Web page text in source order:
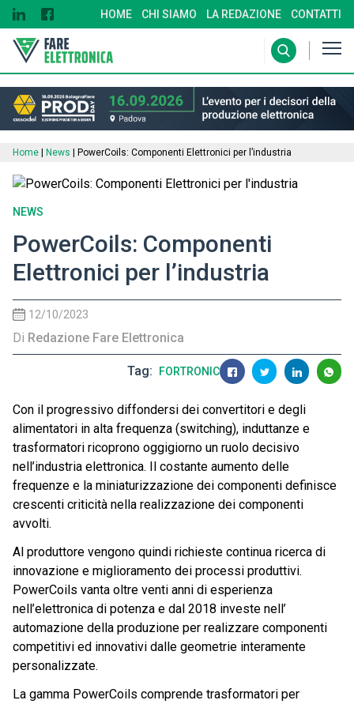
HOME CHI SIAMO LA REDAZIONE CONTATTI
Home News PowerCoils: Componenti Elettronici per l’industria
NEWS
PowerCoils: Componenti
Elettronici per l’industria
12/10/2023
Di Redazione Fare Elettronica
Tag FORTRONIC
Con il progressivo diffondersi dei convertitori e degli
alimentatori in alta frequenza (switching), induttanze e
trasformatori ricoprono oggigiorno un ruolo decisivo
nell’industria elettronica. Il costante aumento delle
frequenze e la miniaturizzazione dei componenti definisce
crescenti criticità nella realizzazione dei componenti
avvolti.
Al produttore vengono quindi richieste continua ricerca di
innovazione e miglioramento dei processi produttivi.
PowerCoils vanta oltre venti anni di esperienza
nell’elettronica di potenza e dal 2018 investe nell’
automazione della produzione per realizzare componenti
competitivi ed innovativi dalle geometrie interamente
personalizzate.
La gamma PowerCoils comprende trasformatori per